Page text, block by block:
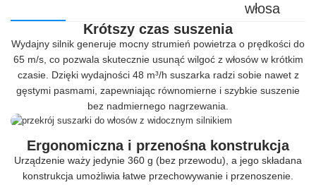
włosa
Krótszy czas suszenia
Wydajny silnik generuje mocny strumień powietrza o prędkości do
65 m/s, co pozwala skutecznie usunąć wilgoć z włosów w krótkim
czasie. Dzięki wydajności 48 m³/h suszarka radzi sobie nawet z
gęstymi pasmami, zapewniając równomierne i szybkie suszenie
bez nadmiernego nagrzewania.
Ergonomiczna i przenośna konstrukcja
Urządzenie waży jedynie 360 g (bez przewodu), a jego składana
konstrukcja umożliwia łatwe przechowywanie i przenoszenie.